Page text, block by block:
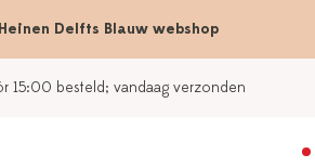
Delfts Blauw webshop
15:00 besteld; vandaag verzonden